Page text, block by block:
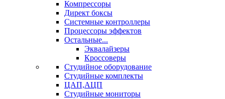
Компрессоры
Директ боксы
Системные контроллеры
Процессоры эффектов
Остальные...
Эквалайзеры
Кроссоверы
Студийное оборудование
Студийные комплекты
ЦАП,АЦП
Студийные мониторы